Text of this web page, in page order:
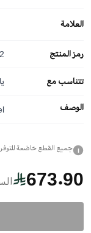
العلامة
رمز المنتج
تتناسب مع
الوصف
i جميع القطع خاضعة
673.90